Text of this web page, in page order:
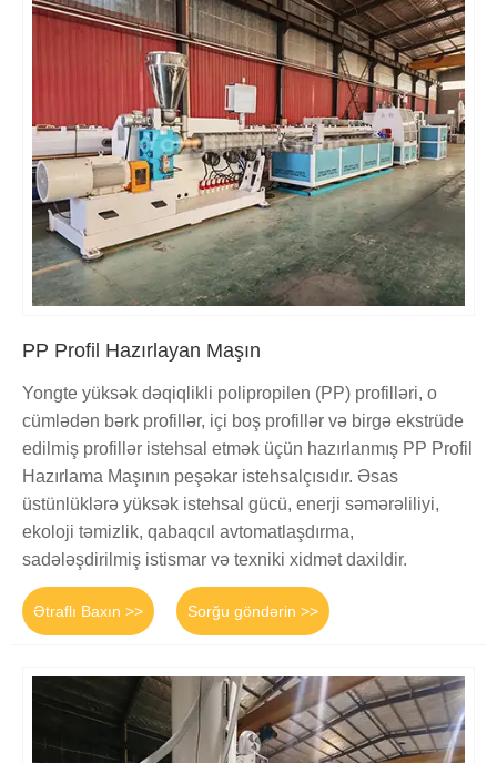
PP Profil Hazırlayan Maşın
Yongte yüksək dəqiqlikli polipropilen (PP) profilləri, o
cümlədən bərk profillər, içi boş profillər və birgə ekstrüde
edilmiş profillər istehsal etmək üçün hazırlanmış PP Profil
Hazırlama Maşının peşəkar istehsalçısıdır. Əsas
üstünlüklərə yüksək istehsal gücü, enerji səmərəliliyi,
ekoloji təmizlik, qabaqcıl avtomatlaşdırma,
sadələşdirilmiş istismar və texniki xidmət daxildir.
Ətraflı Baxın >> Sorğu göndərin >>